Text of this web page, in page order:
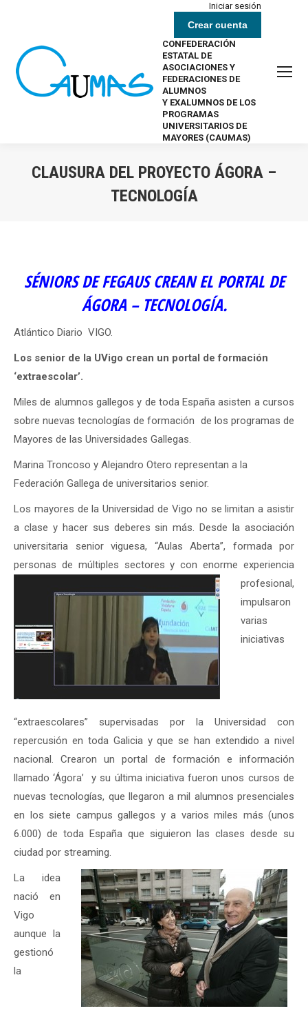
Iniciar sesión
Crear cuenta
CONFEDERACIÓN
ESTATAL DE
ASOCIACIONES Y
FEDERACIONES DE
ALUMNOS
Y EXALUMNOS DE LOS
PROGRAMAS
UNIVERSITARIOS DE
MAYORES (CAUMAS)
CLAUSURA DEL PROYECTO ÁGORA –
TECNOLOGÍA
SÉNIORS DE FEGAUS CREAN EL PORTAL DE
ÁGORA – TECNOLOGÍA.
Atlántico Diario VIGO.
Los senior de la UVigo crean un portal de formación
‘extraescolar’.
Miles de alumnos gallegos y de toda España asisten a cursos
sobre nuevas tecnologías de formación de los programas de
Mayores de las Universidades Gallegas.
Marina Troncoso y Alejandro Otero representan a la
Federación Gallega de universitarios senior.
Los mayores de la Universidad de Vigo no se limitan a asistir
a clase y hacer sus deberes sin más. Desde la asociación
universitaria senior viguesa, “Aulas Aberta”, formada por
personas de múltiples sectores y con enorme experiencia
profesional,
impulsaron
varias
iniciativas
“extraescolares” supervisadas por la Universidad con
repercusión en toda Galicia y que se han extendido a nivel
nacional. Crearon un portal de formación e información
llamado ‘Ágora’ y su última iniciativa fueron unos cursos de
nuevas tecnologías, que llegaron a mil alumnos presenciales
en los siete campus gallegos y a varios miles más (unos
6.000) de toda España que siguieron las clases desde su
ciudad por streaming.
La idea
nació en
Vigo
aunque la
gestionó
la